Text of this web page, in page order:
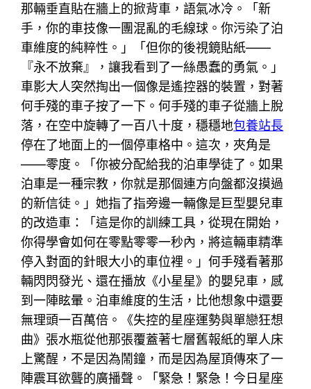
那輛垂直貼在牆上的掀背車，語氣冰冷。「新
手，你的車技像一團混亂的毛線球。你污染了泊
車維度的純粹性。」「但你的後視鏡貼紙——
『永不放棄』，讓我看到了一絲愚蠢的勇氣。」
車影大人突然掏出一個像是遙控器的裝置，對著
何手殘的車子按了一下。何手殘的車子從牆上脫
落，在空中旋轉了一百八十度，穩穩地包養站長
停在了地面上的一個停車格中。這次，夾角是
——零度。「你被分配給我的泊車學徒了。如果
泊車是一種宗教，你就是那個連方向盤都沒摸過
的新信徒。」她指了指旁邊一輛像是巨型嬰兒車
的改造車：「這是你的訓練工具，從現在開始，
你得學會如何在零點零零一秒內，將這輛車精準
停入對面的針眼大小的車位裡。」何手殘看著那
輛閃閃發光、還在播放《小星星》的嬰兒車，感
到一陣眩暈。泊車維度的生活，比他想象中還要
無理頭一百萬倍。《失控的星座運勢與單戀狂想
曲》張水瓶從他那張覆蓋著七層舊報紙的單人床
上驚醒，不是因為鬧鐘，而是因為屋頂傳來了一
陣震耳欲聾的廣播聲。「緊急！緊急！今日星座